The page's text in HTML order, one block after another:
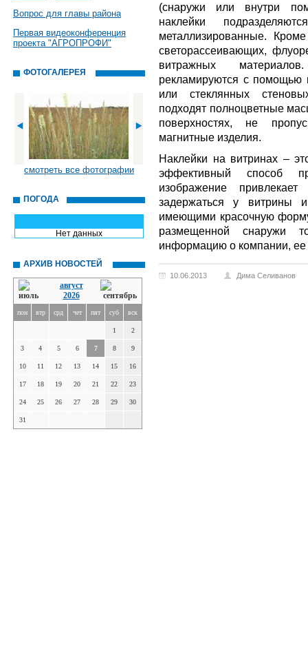
Вопрос для главы района
Первая видеоконференция
проекта "АГРОПРОФИ"
ФОТОГАЛЕРЕЯ
смотреть все фотографии
ПОГОДА
Нет данных
АРХИВ НОВОСТЕЙ
август
2026
пон втр срд чет пят суб вск
1 2
3 4 5 6 7 8 9
10 11 12 13 14 15 16
17 18 19 20 21 22 23
24 25 26 27 28 29 30
31
(снаружи или внутри
наклейки
металлизированные.
светорассеивающих,
витражных
рекламируются с помощью
или стеклянных
подходят полноцветные
поверхностях, не
магнитные изделия.
Наклейки на витринах –
эффективный способ
изображение
задержаться у витрины
имеющими красочную
размещенной снаружи
информацию о компании, ее
10.06.2013 Дима Селиванов